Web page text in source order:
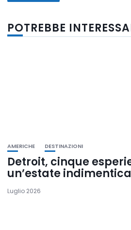
POTREBBE
AMERICHE DESTINAZIONI
Detroit, cinque
un’estate
Luglio 2026